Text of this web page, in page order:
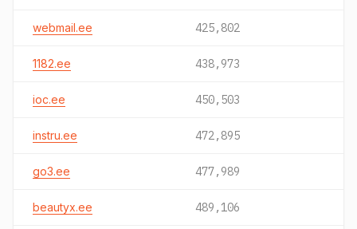
webmail.ee 425,802
1182.ee 438,973
ioc.ee 450,503
instru.ee 472,895
go3.ee 477,989
beautyx.ee 489,106